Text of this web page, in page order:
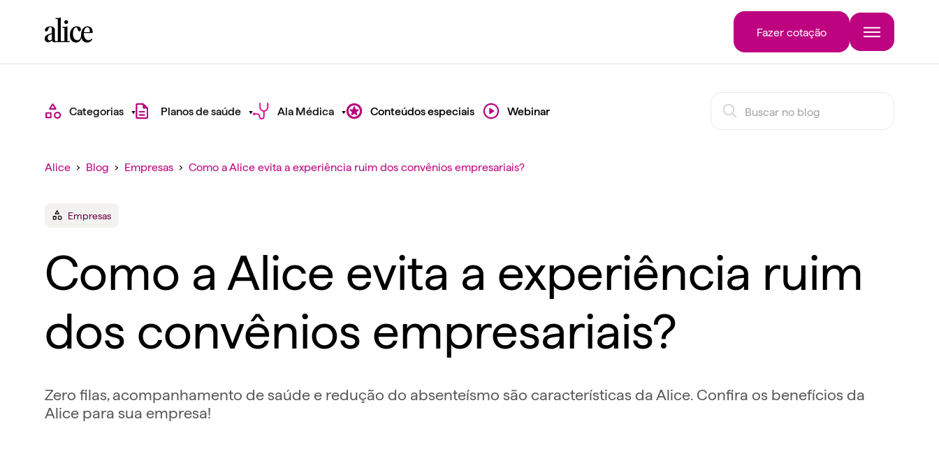
Fazer cotação
Categorias Planos de saúde Ala Médica Conteúdos especiais Webinar
Alice › Blog › Empresas › Como a Alice evita a experiência ruim dos convênios empresariais?
Empresas
Como a Alice evita a experiência ruim
dos convênios empresariais?
Zero filas, acompanhamento de saúde e redução do absenteísmo são características da Alice. Confira os benefícios da
Alice para sua empresa!